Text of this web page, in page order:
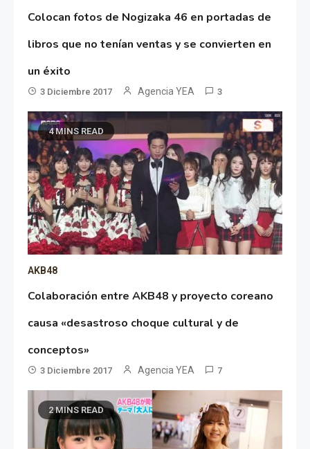
Colocan fotos de Nogizaka 46 en portadas de
libros que no tenían ventas y se convierten en
un éxito
3 Diciembre 2017 Agencia YEA 3
4 MINS READ
AKB48
Colaboración entre AKB48 y proyecto coreano
causa «desastroso choque cultural y de
conceptos»
3 Diciembre 2017 Agencia YEA 7
2 MINS READ